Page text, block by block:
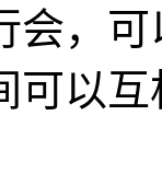
会，
可以